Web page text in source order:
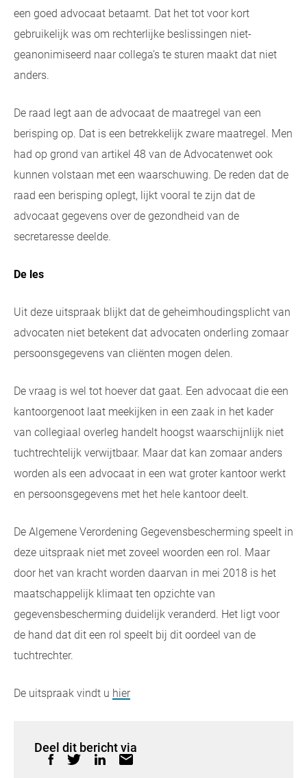
een goed advocaat betaamt. Dat het tot voor kort
gebruikelijk was om rechterlijke beslissingen niet-
geanonimiseerd naar collega’s te sturen maakt dat niet
anders.
De raad legt aan de advocaat de maatregel van een
berisping op. Dat is een betrekkelijk zware maatregel. Men
had op grond van artikel 48 van de Advocatenwet ook
kunnen volstaan met een waarschuwing. De reden dat de
raad een berisping oplegt, lijkt vooral te zijn dat de
advocaat gegevens over de gezondheid van de
secretaresse deelde.
De les
Uit deze uitspraak blijkt dat de geheimhoudingsplicht van
advocaten niet betekent dat advocaten onderling zomaar
persoonsgegevens van cliënten mogen delen.
De vraag is wel tot hoever dat gaat. Een advocaat die een
kantoorgenoot laat meekijken in een zaak in het kader
van collegiaal overleg handelt hoogst waarschijnlijk niet
tuchtrechtelijk verwijtbaar. Maar dat kan zomaar anders
worden als een advocaat in een wat groter kantoor werkt
en persoonsgegevens met het hele kantoor deelt.
De Algemene Verordening Gegevensbescherming speelt in
deze uitspraak niet met zoveel woorden een rol. Maar
door het van kracht worden daarvan in mei 2018 is het
maatschappelijk klimaat ten opzichte van
gegevensbescherming duidelijk veranderd. Het ligt voor
de hand dat dit een rol speelt bij dit oordeel van de
tuchtrechter.
De uitspraak vindt u hier
Deel dit bericht via